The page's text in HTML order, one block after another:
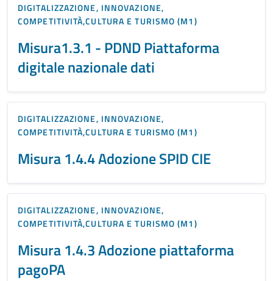
DIGITALIZZAZIONE, INNOVAZIONE,
COMPETITIVITÀ,CULTURA E TURISMO (M1)
Misura1.3.1 - PDND Piattaforma
digitale nazionale dati
DIGITALIZZAZIONE, INNOVAZIONE,
COMPETITIVITÀ,CULTURA E TURISMO (M1)
Misura 1.4.4 Adozione SPID CIE
DIGITALIZZAZIONE, INNOVAZIONE,
COMPETITIVITÀ,CULTURA E TURISMO (M1)
Misura 1.4.3 Adozione piattaforma
pagoPA